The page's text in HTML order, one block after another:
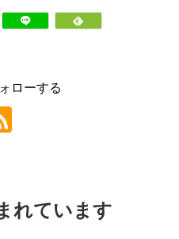
ローする
れています